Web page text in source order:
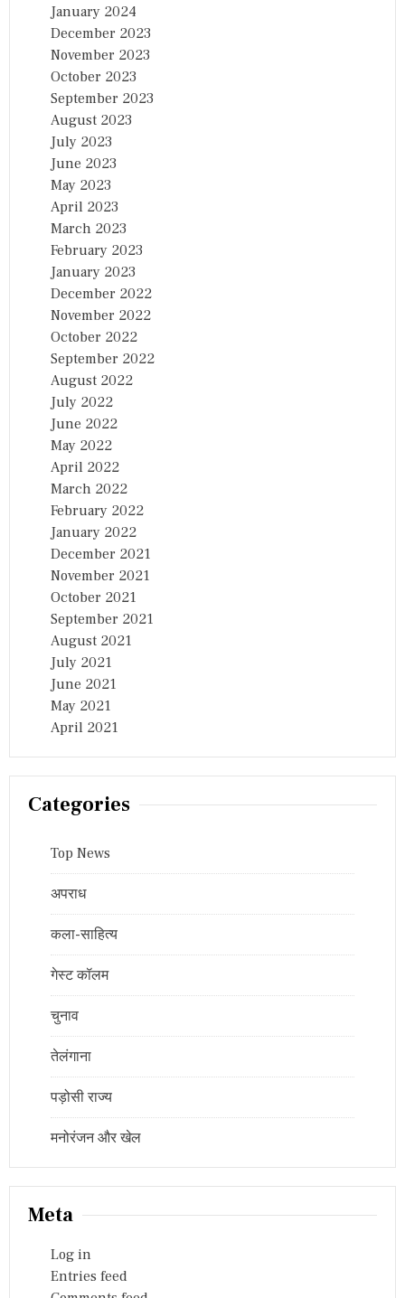
January 2024
December 2023
November 2023
October 2023
September 2023
August 2023
July 2023
June 2023
May 2023
April 2023
March 2023
February 2023
January 2023
December 2022
November 2022
October 2022
September 2022
August 2022
July 2022
June 2022
May 2022
April 2022
March 2022
February 2022
January 2022
December 2021
November 2021
October 2021
September 2021
August 2021
July 2021
June 2021
May 2021
April 2021
Categories
Top News
अपराध
कला-साहित्य
गेस्ट कॉलम
चुनाव
तेलंगाना
पड़ोसी राज्य
मनोरंजन और खेल
Meta
Log in
Entries feed